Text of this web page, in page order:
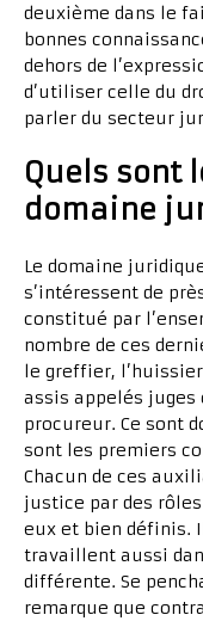
deuxième dans le
bonnes
dehors de
d’utiliser celle du
parler du secteur
Quels sont
domaine
Le domaine
s’intéressent de
constitué par
nombre de ces
le greffier,
assis appelés
procureur. Ce sont
sont les premiers
Chacun de ces
justice par des
eux et bien définis.
travaillent aussi
différente. Se
remarque que